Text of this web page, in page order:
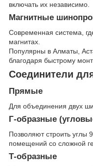
включать их независимо.
Магнитные
Современная система,
магнитах.
Популярны в Алматы,
благодаря быстрому
Соединители
Прямые
Для объединения двух
Г-образные
Позволяют строить углы
помещений со сложной
Т-образные